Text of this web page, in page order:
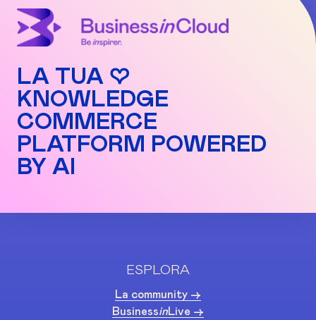
LA TUA ♡
KNOWLEDGE
COMMERCE
PLATFORM POWERED
BY AI
ESPLORA
La community ->
BusinessinLive ->